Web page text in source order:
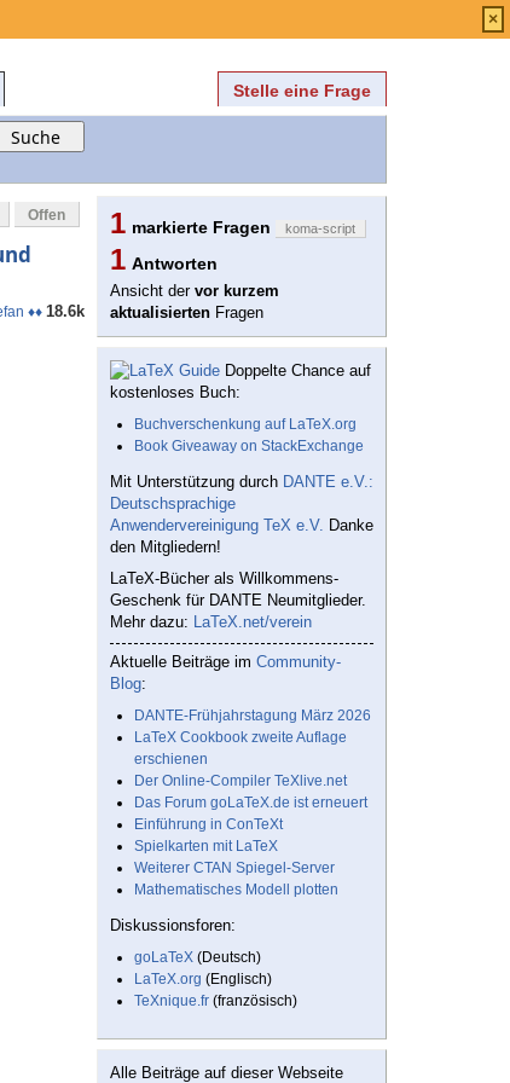
Stelle eine Frage
Offen
♦♦ 18.6k
1 markierte Fragen koma-script
1 Antworten
Ansicht der vor kurzem
aktualisierten Fragen
Doppelte Chance auf
kostenloses Buch:
Buchverschenkung auf LaTeX.org
Book Giveaway on StackExchange
Mit Unterstützung durch DANTE e.V.:
Deutschsprachige
Anwendervereinigung TeX e.V. Danke
den Mitgliedern!
LaTeX-Bücher als Willkommens-
Geschenk für DANTE Neumitglieder.
Mehr dazu: LaTeX.net/verein
Aktuelle Beiträge im Community-
Blog:
DANTE-Frühjahrstagung März 2026
LaTeX Cookbook zweite Auflage
erschienen
Der Online-Compiler TeXlive.net
Das Forum goLaTeX.de ist erneuert
Einführung in ConTeXt
Spielkarten mit LaTeX
Weiterer CTAN Spiegel-Server
Mathematisches Modell plotten
Diskussionsforen:
goLaTeX (Deutsch)
LaTeX.org (Englisch)
TeXnique.fr (französisch)
Alle Beiträge auf dieser Webseite
×